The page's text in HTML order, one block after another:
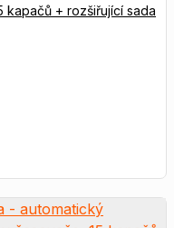
kapačů + rozšiřující sada